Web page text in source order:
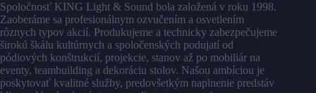
Spoločnosť KING Light & Sound bola založená v roku 1998.
Zaoberáme sa profesionálnym ozvučením a osvetlením
rôznych typov akcií. Produkujeme a technicky zabezpečujeme
širokú škálu kultúrnych a spoločenských podujatí od
pódiových konštrukcií, projekcie, stanov až po mobiliár na
eventy, teambuilding a dekoráciu stolov. Našou ambíciou je
poskytovať kvalitné služby, predovšetkým naplnenie predstáv